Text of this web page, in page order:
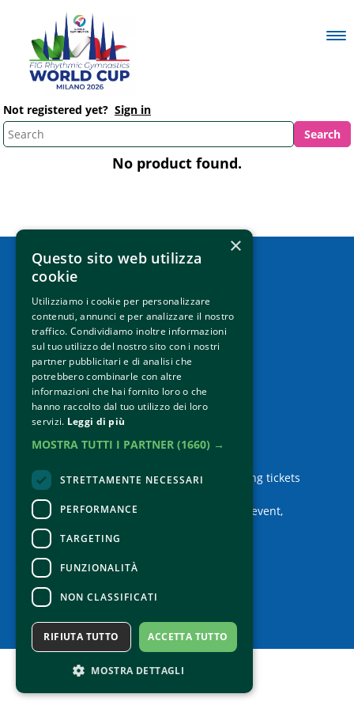
Not registered yet? Sign in
No product found.
Contacts
P.IVA 01133440410
Privacy Policy
Credits
For information and support in purchasing tickets
Click here
For information on the program and the event,
contact the
Accessibility statement
×
Questo sito web utilizza
cookie
Utilizziamo i cookie per personalizzare
contenuti, annunci e per analizzare il nostro
traffico. Condividiamo inoltre informazioni
sul tuo utilizzo del nostro sito con i nostri
partner pubblicitari e di analisi che
potrebbero combinarle con altre
informazioni che hai fornito loro o che
hanno raccolto dal tuo utilizzo dei loro
servizi. Leggi di più
MOSTRA TUTTI I PARTNER (1660) →
STRETTAMENTE NECESSARI
PERFORMANCE
TARGETING
FUNZIONALITÀ
NON CLASSIFICATI
ACCETTA TUTTO
RIFIUTA TUTTO
MOSTRA DETTAGLI